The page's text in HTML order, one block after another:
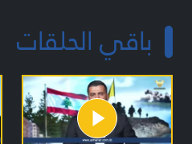
باقي الحلقات